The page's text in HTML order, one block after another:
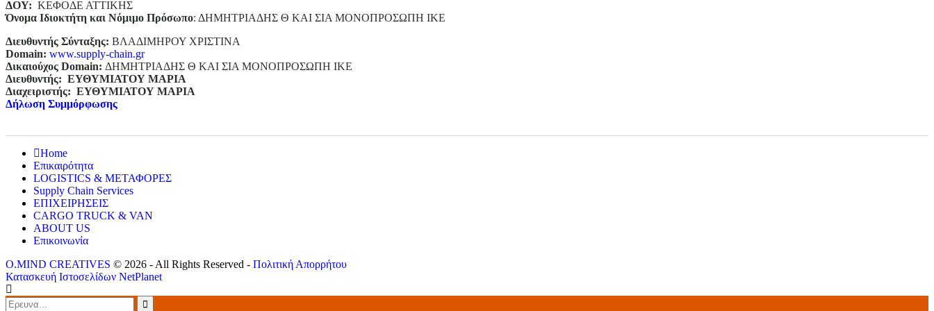
ΔΟΥ: ΚΕΦΟΔΕ ΑΤΤΙΚΗΣ
Όνομα Ιδιοκτήτη και Νόμιμο Πρόσωπο: ΔΗΜΗΤΡΙΑΔΗΣ Θ ΚΑΙ ΣΙΑ ΜΟΝΟΠΡΟΣΩΠΗ ΙΚΕ
Διευθυντής Σύνταξης: ΒΛΑΔΙΜΗΡΟΥ ΧΡΙΣΤΙΝΑ
Domain: www.supply-chain.gr
Δικαιούχος Domain: ΔΗΜΗΤΡΙΑΔΗΣ Θ ΚΑΙ ΣΙΑ ΜΟΝΟΠΡΟΣΩΠΗ ΙΚΕ
Διευθυντής: ΕΥΘΥΜΙΑΤΟΥ ΜΑΡΙΑ
Διαχειριστής: ΕΥΘΥΜΙΑΤΟΥ ΜΑΡΙΑ
Δήλωση Συμμόρφωσης
Home
Επικαιρότητα
LOGISTICS & ΜΕΤΑΦΟΡΕΣ
Supply Chain Services
ΕΠΙΧΕΙΡΗΣΕΙΣ
CARGO TRUCK & VAN
ABOUT US
Επικοινωνία
O.MIND CREATIVES © 2026 - All Rights Reserved - Πολιτική Απορρήτου
Κατασκευή Ιστοσελίδων NetPlanet